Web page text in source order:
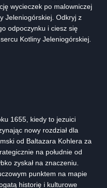
wycieczek po malowniczej
Jeleniogórskiej. Odkryj z
odpoczynku i ciesz się
Kotliny Jeleniogórskiej.
1655, kiedy to jezuici
nowy rozdział dla
od Baltazara Kohlera za
na południe od
zyskał na znaczeniu.
punktem na mapie
historię i kulturowe